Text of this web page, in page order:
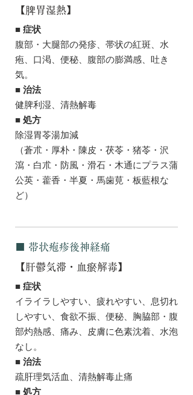
【脾胃湿熱】
■ 症状
腹部・大腿部の発疹、帯状の紅斑、水
疱、口渇、便秘、腹部の膨満感、吐き
気。
■ 治法
健脾利湿、清熱解毒
■ 処方
除湿胃苓湯加減
（蒼朮・厚朴・陳皮・茯苓・猪苓・沢
瀉・白朮・防風・滑石・木通にプラス蒲
公英・藿香・半夏・馬歯莧・板藍根な
ど）
■ 帯状疱疹後神経痛
【肝鬱気滞・血瘀解毒】
■ 症状
イライラしやすい、疲れやすい、息切れ
しやすい、食欲不振、便秘、胸脇部・腹
部灼熱感、痛み、皮膚に色素沈着、水泡
なし。
■ 治法
疏肝理気活血、清熱解毒止痛
■ 処方